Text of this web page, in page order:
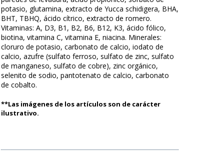
potasio, glutamina, extracto de Yucca schidigera, BHA,
BHT, TBHQ, ácido cítrico, extracto de romero.
Vitaminas: A, D3, B1, B2, B6, B12, K3, ácido fólico,
biotina, vitamina C, vitamina E, niacina. Minerales:
cloruro de potasio, carbonato de calcio, iodato de
calcio, azufre (sulfato ferroso, sulfato de zinc, sulfato
de manganeso, sulfato de cobre), zinc orgánico,
selenito de sodio, pantotenato de calcio, carbonato
de cobalto.
**Las imágenes de los artículos son de carácter
ilustrativo.